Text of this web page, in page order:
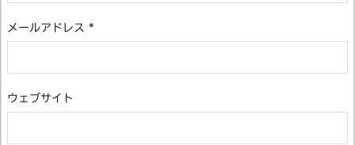
メールアドレス *
ウェブサイト